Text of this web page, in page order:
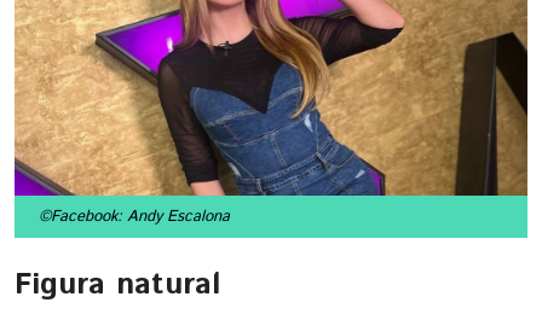
©Facebook: Andy Escalona
Figura natural